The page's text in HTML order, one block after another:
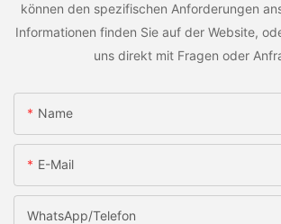
können den spezifischen Anforderungen
Informationen finden Sie auf der Website,
uns direkt mit Fragen oder
Name
E-Mail
WhatsApp/Telefon